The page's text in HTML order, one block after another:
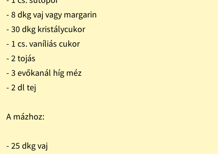
- 8 dkg vaj vagy margarin
- 30 dkg kristálycukor
- 1 cs. vaníliás cukor
- 2 tojás
- 3 evőkanál híg méz
- 2 dl tej
A mázhoz:
- 25 dkg vaj